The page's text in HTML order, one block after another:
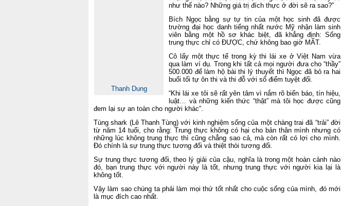
Thanh Dung
như thế nào? Những giá trị đích thực ở đời sẽ ra sao?”
Bích Ngọc bằng sự tự tin của một học sinh đã được
trường đại học danh tiếng nhất nước Mỹ nhận làm sinh
viên bằng một hồ sơ khác biệt, đã khẳng định: Sống
trung thực chỉ có ĐƯỢC, chứ không bao giờ MẤT.
Cô lấy một thực tế trong kỳ thi lái xe ở Việt Nam vừa
qua làm ví dụ. Trong khi tất cả mọi người đưa cho “thầy”
500.000 để làm hộ bài thi lý thuyết thì Ngọc đã bỏ ra hai
buổi tối tự ôn thi và thi đỗ với sổ điểm tuyệt đối.
“Khi lái xe tôi sẽ rất yên tâm vì nắm rõ biển báo, tín hiệu,
luật… và những kiến thức “thật” mà tôi học được cũng
đem lại sự an toàn cho người khác”.
Tùng shark (Lê Thanh Tùng) với kinh nghiệm sống của một chàng trai đã “trải” đời
từ năm 14 tuổi, cho rằng: Trung thực không có hại cho bản thân mình nhưng có
những lúc không trung thực thì cũng chẳng sao cả, mà còn rất có lợi cho mình.
Đó chính là sự trung thực tương đối và thiệt thòi tương đối.
Sự trung thực tương đối, theo lý giải của cậu, nghĩa là trong một hoàn cảnh nào
đó, bạn trung thực với người này là tốt, nhưng trung thực với người kia lại là
không tốt.
Vậy làm sao chúng ta phải làm mọi thứ tốt nhất cho cuộc sống của mình, đó mới
là mục đích cao nhất.